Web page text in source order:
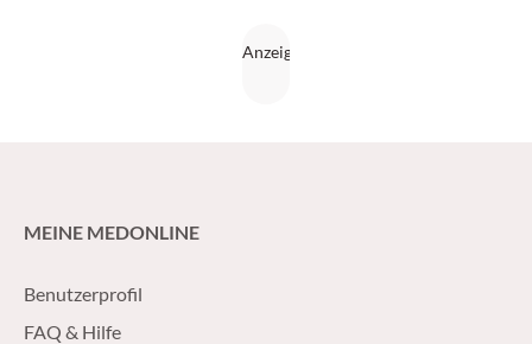
MEINE MEDONLINE
Benutzerprofil
FAQ & Hilfe